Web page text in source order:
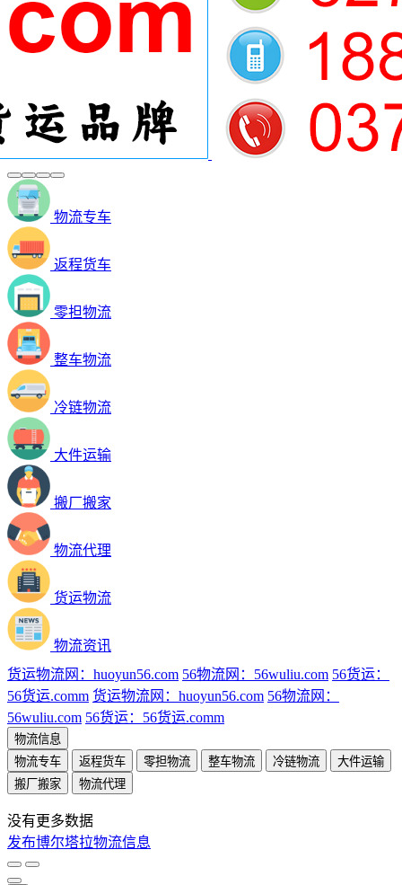
物流专车
返程货车
零担物流
整车物流
冷链物流
大件运输
搬厂搬家
物流代理
货运物流
物流资讯
货运物流网：huoyun56.com 56物流网：56wuliu.com 56货运：
56货运.comm 货运物流网：huoyun56.com 56物流网：
56wuliu.com 56货运：56货运.comm
物流信息
物流专车
返程货车 零担物流 整车物流 冷链物流
大件运输
搬厂搬家
物流代理
没有更多数据
发布博尔塔拉物流信息